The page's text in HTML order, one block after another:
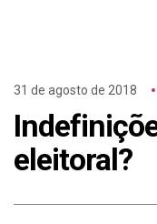
31 de agosto de 2018
eleitoral?